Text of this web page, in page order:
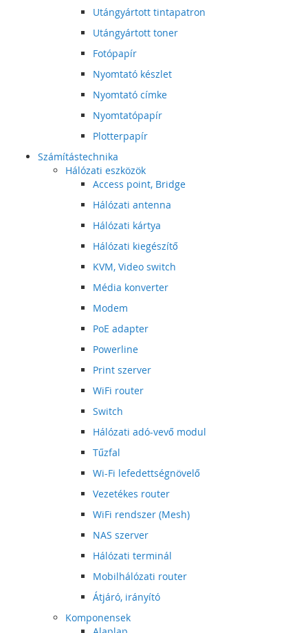
Utángyártott tintapatron
Utángyártott toner
Fotópapír
Nyomtató készlet
Nyomtató címke
Nyomtatópapír
Plotterpapír
Számítástechnika
Hálózati eszközök
Access point, Bridge
Hálózati antenna
Hálózati kártya
Hálózati kiegészítő
KVM, Video switch
Média konverter
Modem
PoE adapter
Powerline
Print szerver
WiFi router
Switch
Hálózati adó-vevő modul
Tűzfal
Wi-Fi lefedettségnövelő
Vezetékes router
WiFi rendszer (Mesh)
NAS szerver
Hálózati terminál
Mobilhálózati router
Átjáró, irányító
Komponensek